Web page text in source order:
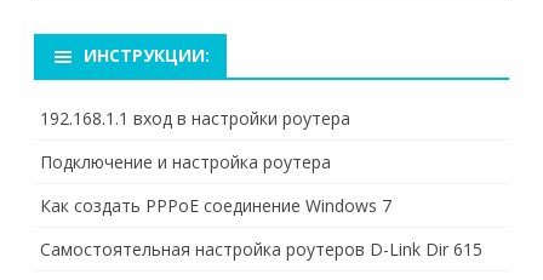
ИНСТРУКЦИИ:
192.168.1.1 вход в настройки роутера
Подключение и настройка роутера
Как создать PPPoE соединение Windows 7
Самостоятельная настройка роутеров D-Link Dir 615